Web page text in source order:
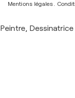
Mentions légales.
Peintre, Dessinatrice